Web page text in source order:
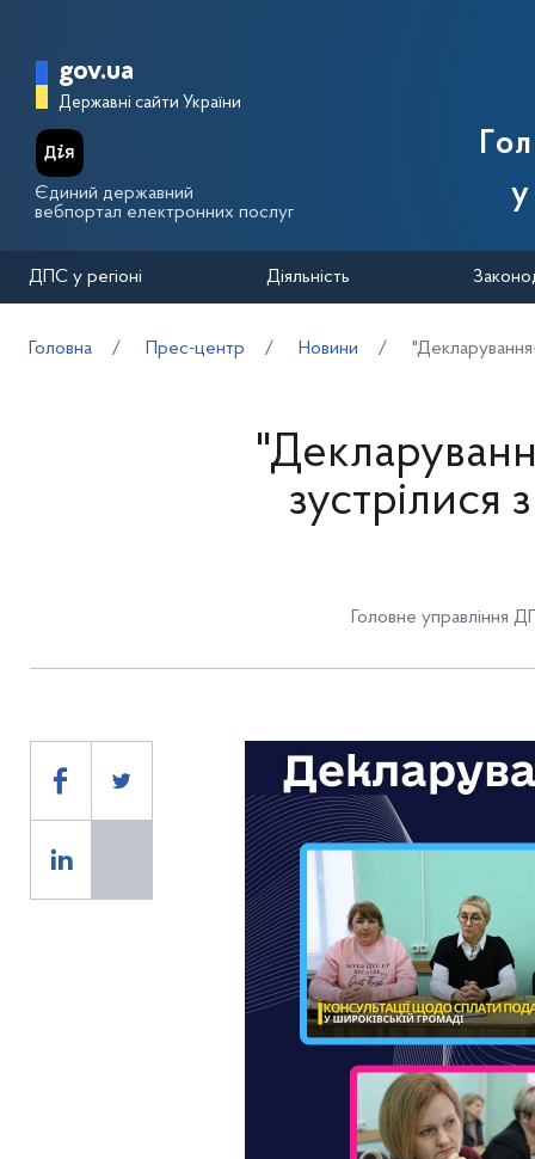
Головна сторінка Державної
gov.ua
Державні сайти України
Єдиний державний
вебпортал електронних послуг
ДПС у регіоні Діяльність
Головна Прес-центр Новини
Головне управління